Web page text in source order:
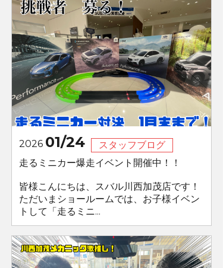
2026 01/24
スタッフブログ
走るミニカー爆走イベント開催中！！
皆様こんにちは、スバル川西加茂店です！
ただいまショールームでは、お子様イベン
トして「走るミニ...